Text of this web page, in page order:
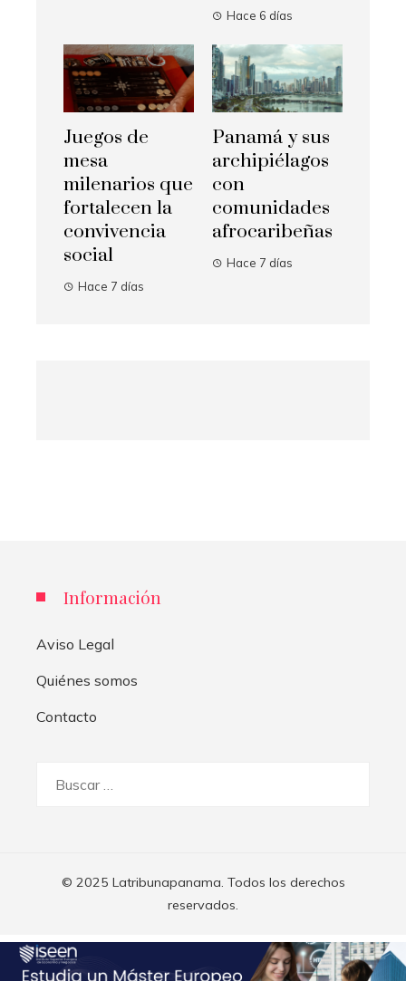
Hace 6 días
Juegos de
mesa
milenarios que
fortalecen la
convivencia
social
Hace 7 días
Panamá y sus
archipiélagos
con
comunidades
afrocaribeñas
Hace 7 días
Información
Aviso Legal
Quiénes somos
Contacto
© 2025 Latribunapanama. Todos los derechos
reservados.